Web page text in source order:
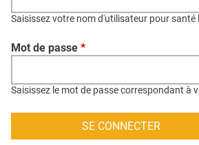
CONTACT
CRÉDITS
Saisissez votre nom d'utilisateur pour santé
Mot de passe *
Saisissez le mot de passe correspondant à